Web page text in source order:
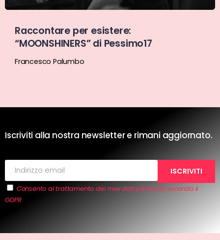
Raccontare per esistere:
“MOONSHINERS” di Pessimo17
Francesco Palumbo
Iscriviti alla nostra newsletter e rimani aggiornato.
Consento al trattamento dei miei dati personali secondo il
GDPR